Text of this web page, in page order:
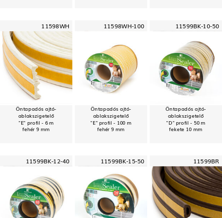
11598WH
Öntapadós ajtó-
ablakszigetelő
"E" profil - 6 m
fehér 9 mm
11598WH-100
Öntapadós ajtó-
ablakszigetelő
"E" profil - 100 m
fehér 9 mm
11599BK-10-50
Öntapadós ajtó-
ablakszigetelő
"D" profil - 50 m
fekete 10 mm
11599BK-12-40 11599BK-15-50 11599BR